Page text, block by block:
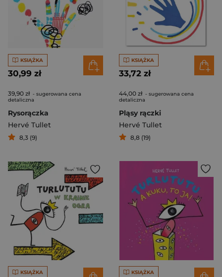
KSIĄŻKA
30,99 zł
39,90 zł - sugerowana cena
detaliczna
Rysorączka
Hervé Tullet
8,3 (9)
KSIĄŻKA
33,72 zł
44,00 zł - sugerowana cena
detaliczna
Pląsy rączki
Hervé Tullet
8,8 (19)
KSIĄŻKA KSIĄŻKA